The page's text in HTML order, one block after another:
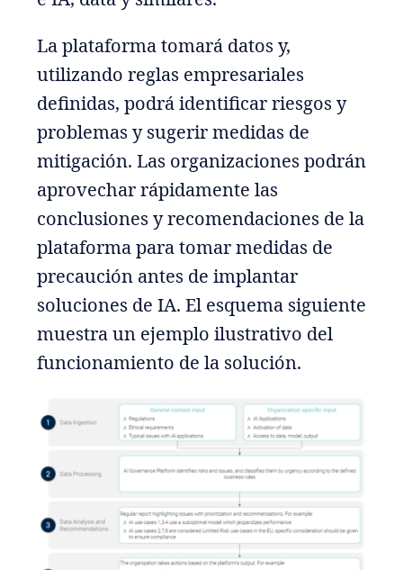
La plataforma tomará datos y,
utilizando reglas empresariales
definidas, podrá identificar riesgos y
problemas y sugerir medidas de
mitigación. Las organizaciones podrán
aprovechar rápidamente las
conclusiones y recomendaciones de la
plataforma para tomar medidas de
precaución antes de implantar
soluciones de IA. El esquema siguiente
muestra un ejemplo ilustrativo del
funcionamiento de la solución.